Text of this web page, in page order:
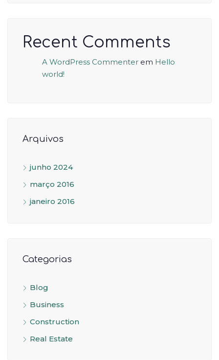
Recent Comments
A WordPress Commenter em Hello
world!
Arquivos
junho 2024
março 2016
janeiro 2016
Categorias
Blog
Business
Construction
Real Estate